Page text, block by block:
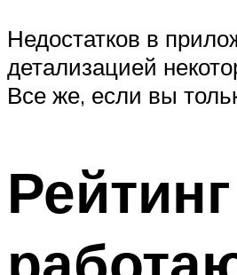
Недостатков в
детализацией
Все же, если вы